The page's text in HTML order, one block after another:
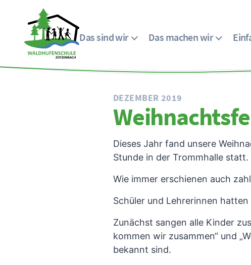
Waldhufenschule
Das sind wir Das machen wir
Menü
DEZEMBER 2019
Dieses Jahr fand unsere
Stunde in der Trommhalle statt.
Wie immer erschienen auch
Schüler und Lehrerinnen
Zunächst sangen alle Kinder
kommen wir zusammen“ und
bekannt sind.